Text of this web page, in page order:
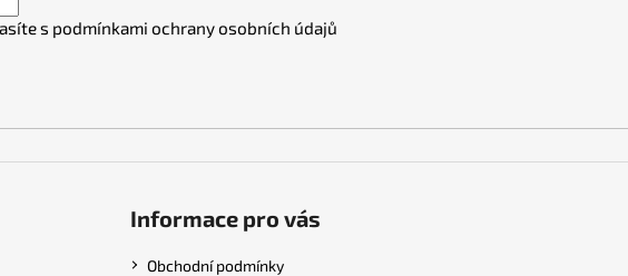
s podmínkami ochrany osobních údajů
Informace pro vás
Obchodní podmínky